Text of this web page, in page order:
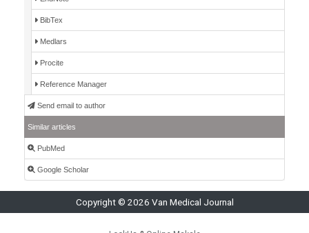
BibTex
Medlars
Procite
Reference Manager
Send email to author
Similar articles
PubMed
Google Scholar
Copyright © 2026 Van Medical Journal